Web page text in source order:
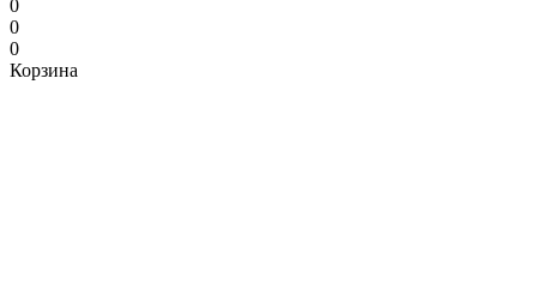
0
0
0
Корзина